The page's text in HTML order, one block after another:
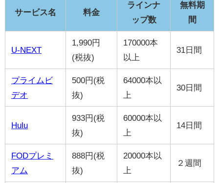
サービス名 料金
ラインナ
ップ数
無料期
間
U-NEXT
1,990円
(税抜)
170000本
以上
31日間
プライムビ
デオ
500円(税
抜)
64000本以
上
30日間
Hulu
933円(税
抜)
60000本以
上
14日間
FODプレミ
アム
888円(税
抜)
20000本以
上
２週間